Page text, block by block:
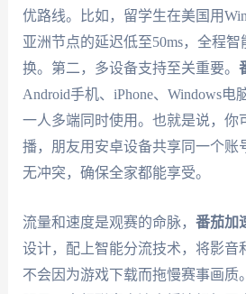
优路线。比如，留学生在美国用
亚洲节点的延迟低至50ms，全程
换。第二，多设备支持至关重要。
Android手机、iPhone、Windows电
一人多端同时使用。也就是说，你
播，朋友用安卓设备共享同一个账
无冲突，确保全家都能享受。
流量和速度是观赛的命脉， 番茄加
设计，配上智能分流技术，将影
不会因为游戏下载而拖慢赛事画质